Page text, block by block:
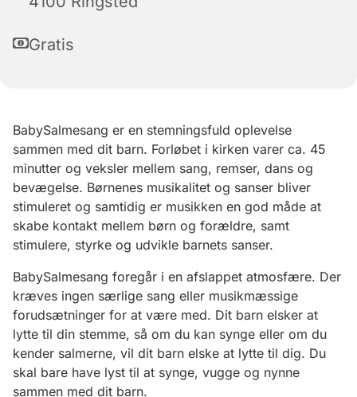
Gratis
BabySalmesang er en stemningsfuld oplevelse
sammen med dit barn. Forløbet i kirken varer ca. 45
minutter og veksler mellem sang, remser, dans og
bevægelse. Børnenes musikalitet og sanser bliver
stimuleret og samtidig er musikken en god måde at
skabe kontakt mellem børn og forældre, samt
stimulere, styrke og udvikle barnets sanser.
BabySalmesang foregår i en afslappet atmosfære. Der
kræves ingen særlige sang eller musikmæssige
forudsætninger for at være med. Dit barn elsker at
lytte til din stemme, så om du kan synge eller om du
kender salmerne, vil dit barn elske at lytte til dig. Du
skal bare have lyst til at synge, vugge og nynne
sammen med dit barn.